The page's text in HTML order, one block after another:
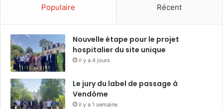
Populaire Récent
Nouvelle étape pour le projet
hospitalier du site unique
il y a 4 jours
Le jury du label de passage à
Vendôme
il y a 1 semaine